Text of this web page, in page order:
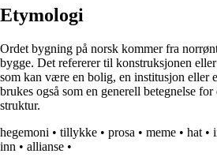
Etymologi
Ordet bygning på norsk kommer fra
bygge. Det refererer til konstruksjonen
som kan være en bolig, en institusjon eller
brukes også som en generell betegnelse
struktur.
hegemoni • tillykke • prosa • meme • hat •
inn • allianse •